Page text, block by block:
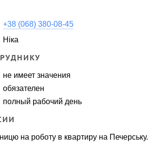
+38 (068) 380-08-45
Ніка
не имеет значения
обязателен
полный рабочий день
на роботу в квартиру на Печерську.